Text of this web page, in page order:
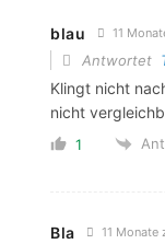
blau 11
Antwortet
Klingt nicht
nicht
1
Bla 11 Monate